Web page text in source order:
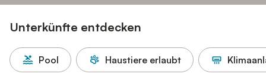
Unterkünfte entdecken
Pool Haustiere erlaubt